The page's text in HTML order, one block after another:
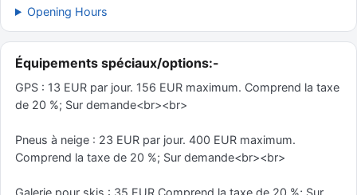
Opening Hours
Équipements spéciaux/options:-
GPS : 13 EUR par jour. 156 EUR maximum. Comprend la taxe
de 20 %; Sur demande<br><br>
Pneus à neige : 23 EUR par jour. 400 EUR maximum.
Comprend la taxe de 20 %; Sur demande<br><br>
Galerie pour skis : 35 EUR Comprend la taxe de 20 %; Sur